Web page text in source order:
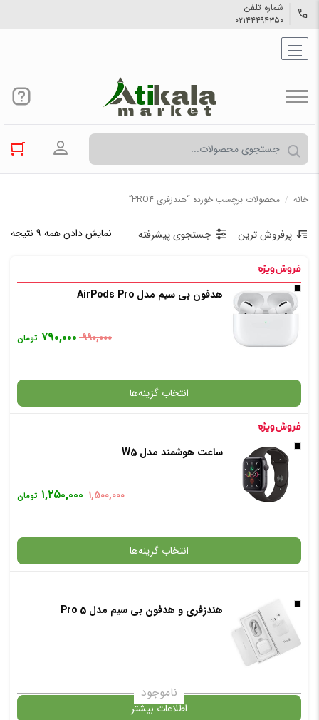
شماره تلفن
۰۲۱۴۴۴۹۴۳۵۰
ورود به
خانه / محصولات برچسب خورده “هندزفری PRO4”
نمایش دادن همه ۹ نتیجه پرفروش ترین جستجوی پیشرفته
هدفون بی‌ سیم مدل AirPods Pro
۹۹۰,۰۰۰ ۷۹۰,۰۰۰ تومان
انتخاب گزینه‌ها
گارانتی
انتخاب رنگ
✧ چت با پشتیبان واتس آپ
ساعت هوشمند مدل W5
۱,۵۰۰,۰۰۰ ۱,۲۵۰,۰۰۰ تومان
انتخاب گزینه‌ها
گارانتی
انتخاب رنگ : مشکی
هندزفری و هدفون بی سیم مدل Pro 5
ناموجود
اطلاعات بیشتر